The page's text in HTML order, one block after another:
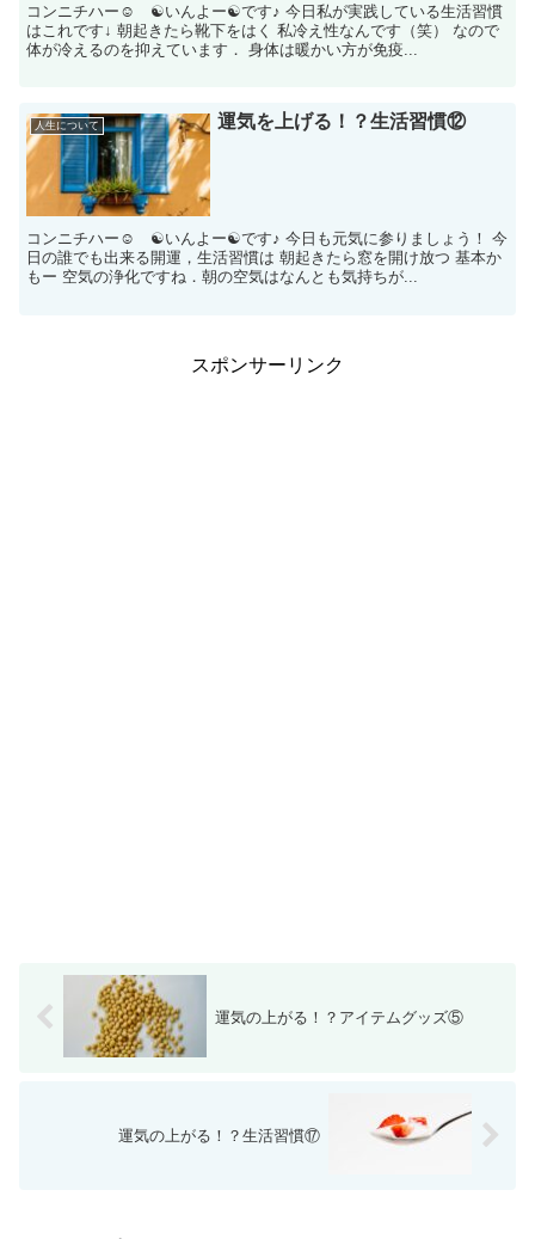
コンニチハー☺ ☯いんよー☯です♪ 今日私が実践している生活習慣
はこれです↓ 朝起きたら靴下をはく 私冷え性なんです（笑） なので
体が冷えるのを抑えています． 身体は暖かい方が免疫...
人生について 運気を上げる！？生活習慣⑫
コンニチハー☺ ☯いんよー☯です♪ 今日も元気に参りましょう！ 今
日の誰でも出来る開運，生活習慣は 朝起きたら窓を開け放つ 基本か
もー 空気の浄化ですね．朝の空気はなんとも気持ちが...
スポンサーリンク
運気の上がる！？アイテムグッズ⑤
運気の上がる！？生活習慣⑰